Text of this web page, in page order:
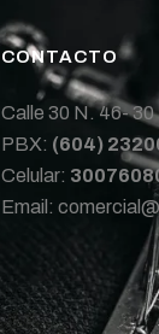
CONTACTO
Calle 30 N. 46-
PBX: (604)
Celular:
Email: